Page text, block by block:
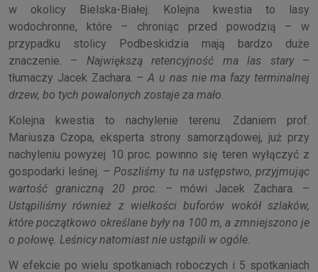
w okolicy Bielska-Białej. Kolejna kwestia to lasy
wodochronne, które – chroniąc przed powodzią – w
przypadku stolicy Podbeskidzia mają bardzo duże
znaczenie. – Największą retencyjność ma las stary–
tłumaczy Jacek Zachara. –A u nas nie ma fazy terminalnej
drzew, bo tych powalonych zostaje za mało.
Kolejna kwestia to nachylenie terenu. Zdaniem prof.
Mariusza Czopa, eksperta strony samorządowej, już przy
nachyleniu powyżej 10 proc. powinno się teren wyłączyć z
gospodarki leśnej. –Poszliśmy tu na ustępstwo, przyjmując
wartość graniczną 20 proc. – mówi Jacek Zachara. –
Ustąpiliśmy również z wielkości buforów wokół szlaków,
które początkowo określane były na 100 m, a zmniejszono je
o połowę. Leśnicy natomiast nie ustąpili w ogóle.
W efekcie po wielu spotkaniach roboczych i 5 spotkaniach